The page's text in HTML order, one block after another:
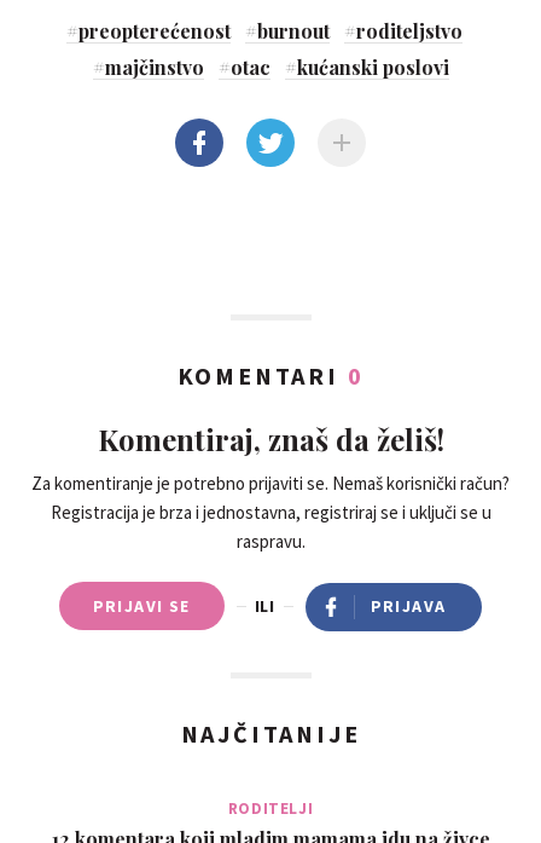
#preopterećenost #burnout #roditeljstvo
#majčinstvo #otac #kućanski poslovi
KOMENTARI 0
Komentiraj, znaš da želiš!
Za komentiranje je potrebno prijaviti se. Nemaš korisnički račun?
Registracija je brza i jednostavna, registriraj se i uključi se u
raspravu.
PRIJAVI SE ILI PRIJAVA
NAJČITANIJE
RODITELJI